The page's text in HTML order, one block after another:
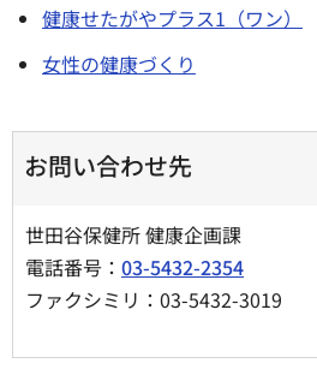
健康せたがやプラス1（ワン）
女性の健康づくり
お問い合わせ先
世田谷保健所 健康企画課
電話番号： 03-5432-2354
ファクシミリ：03-5432-3019